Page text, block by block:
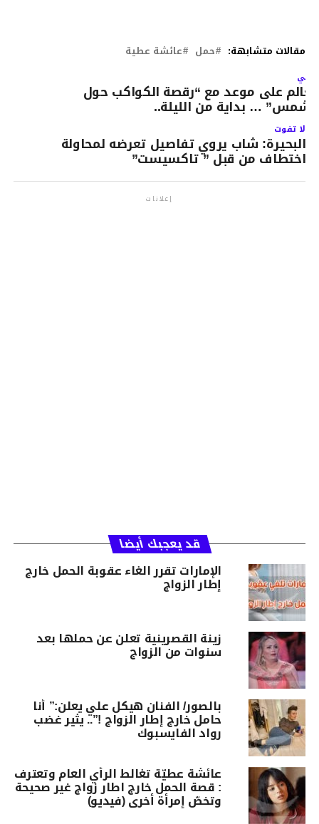
مقالات متشابهة: حمل عائشة عطية
على موعد مع “رقصة الكواكب حول
… بداية من الليلة..
لا تفوت
البحيرة: شاب يروي تفاصيل تعرضه لمحاولة
اختطاف من قبل ” تاكسيست”
إعلانات
قد يعجبك أيضا
الإمارات تقرر الغاء عقوبة الحمل خارج
إطار الزواج
زينة القصرينية تعلن عن حملها بعد
سنوات من الزواج
بالصور/ الفنان هيكل علي يعلن:” أنا
حامل خارج إطار الزواج !”.. يثير غضب
رواد الفايسبوك
عائشة عطيّة تغالط الرأي العام وتعترف
: قصة الحمل خارج اطار زواج غير صحيحة
وتخصّ إمرأة أخرى (فيديو)